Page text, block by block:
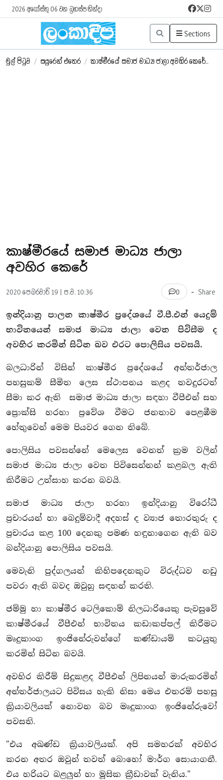
2026 අගෝස්තු 06 වන බ්‍රහස්පතින්දා
Sections
මුල් පිටුව / සයුරෙන් එතෙර / කාෂ්මීරයේ සමාජ මාධ්‍ය ජාලා අවහිර කෙරේ..
කාෂ්මීරයේ සමාජ මාධ්‍ය ජාලා
අවහිර කෙරේ
2020 පෙබරවාරි 19 | ප.ව. 10:36 0 - Share
ඉන්දියානු පාලන කාෂ්මීර ප්‍රදේශයේ වී.පී.එන් යෙදුම්
භාවිතයෙන් සමාජ මාධ්‍ය ජාලා වෙත පිවිසීම ද
අවහිර කරමින් සිටින බව එරට පොලිසිය පවසයි.
බලධාරින් විසින් කාෂ්මීර ප්‍රදේශයේ අන්තර්ජාල
පහසුකම් සීමිත ලෙස ස්ථාපනය කළද තවදුරටත්
සීමා කර ඇති සමාජ මාධ්‍ය ජාලා සඳහා වීපීඑන් සහ
ප්‍රොක්සි හරහා ප්‍රවේශ වීමට ජනතාව පෙළඹීම
හේතුවෙන් මෙම පියවර ගෙන තිබේ.
පොලිසිය පවසන්නේ මෙලෙස වෙනත් ක්‍රම වලින්
සමාජ මාධ්‍ය ජාලා වෙත පිවිසෙන්නන් කළබල ඇති
කිරීමට උත්සාහ කරන බවයි.
සමාජ මාධ්‍ය ජාලා හරහා ඉන්දියානු විරෝධී
ප්‍රචාරයන් හා බෙදුම්වාදී අදහස් ද ව්‍යාජ තොරතුරු ද
ප්‍රචාරය කළ 100 දෙනකු පමණ හඳුනාගෙන ඇති බව
බන්දියානු පොලිසිය පවසයි.
මෙවැනි පුද්ගලයන් කිහිපදෙනකුට විරුද්ධව නඩු
පවරා ඇති බවද ඔවුහු සඳහන් කරති.
ජම්මු හා කාෂ්මීර ටෙලිකොම් නිලධාරියෙකු පැවසුවේ
කාෂ්මීරයේ වීපීඑන් භාවිතය කඩාකප්පල් කිරීමට
මෘදුකාංග ඉංජිනේරුවන්ගේ කණ්ඩායම් කටයුතු
කරමින් සිටින බවයි.
අවහිර කිරීම් සිදුකළද වීපීඑන් ලිපිනයන් මාරුකරමින්
අන්තර්ජාලයට පිවිසය හැකි නිසා මෙය එතරම් පහසු
ක්‍රියාවලියක් නොවන බව මෘදුකාංග ඉංජිනේරුවෝ
පවසති.
"එය අඛණ්ඩ ක්‍රියාවලියක්. අපි සමහරක් අවහිර
කරන අතර ඔවුන් තවත් බොහෝ මාර්ග සොයාගනී.
එය හරියට බළලුන් හා මූසික ක්‍රීඩාවක් වැනිය."